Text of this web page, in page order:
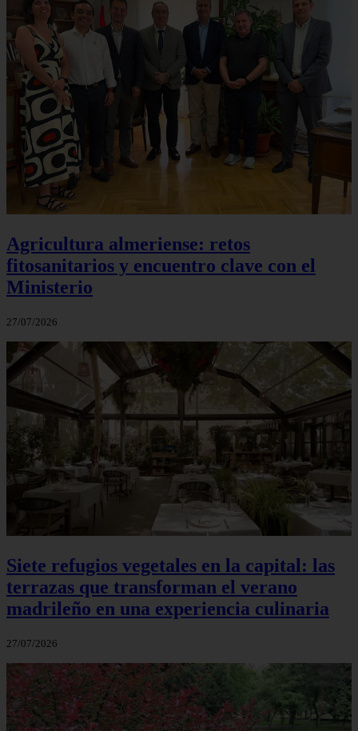
Agricultura almeriense: retos
fitosanitarios y encuentro clave con el
Ministerio
27/07/2026
Siete refugios vegetales en la capital: las
terrazas que transforman el verano
madrileño en una experiencia culinaria
27/07/2026